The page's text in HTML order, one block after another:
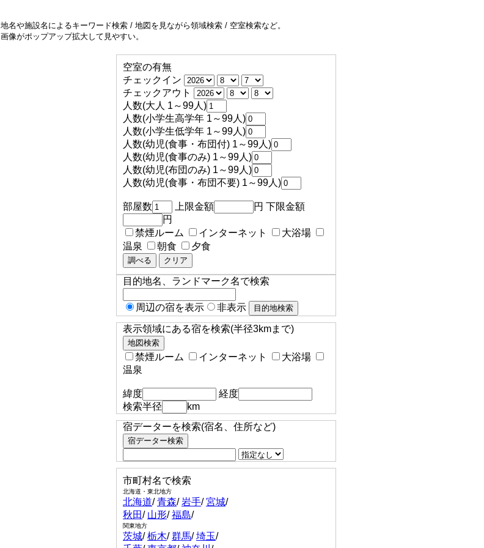
地名や施設名によるキーワード検索 / 地図を見ながら領域検索 / 空室検索など。
画像がポップアップ拡大して見やすい。
空室の有無
チェックイン
チェックアウト
人数(大人 1～99人)
人数(小学生高学年 1～99人)
人数(小学生低学年 1～99人)
人数(幼児(食事・布団付) 1～99人)
人数(幼児(食事のみ) 1～99人)
人数(幼児(布団のみ) 1～99人)
人数(幼児(食事・布団不要) 1～99人)
部屋数 上限金額
円 下限金額
円
禁煙ルーム
インターネット
大浴場
温泉
朝食 夕食
目的地名、ランドマーク名で検索
周辺の宿を表示 非表示
表示領域にある宿を検索(半径3kmまで)
禁煙ルーム インターネット
大浴場
温泉
緯度
経度
検索半径
km
宿データーを検索(宿名、住所など)
市町村名で検索
北海道・東北地方
北海道/青森/岩手/宮城/
秋田/ 山形/福島/
関東地方
茨城/栃木/群馬/埼玉/